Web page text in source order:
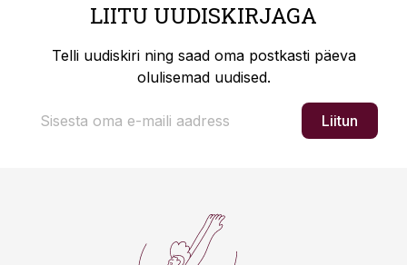
LIITU UUDISKIRJAGA
Telli uudiskiri ning saad oma postkasti päeva
olulisemad uudised.
Liitun